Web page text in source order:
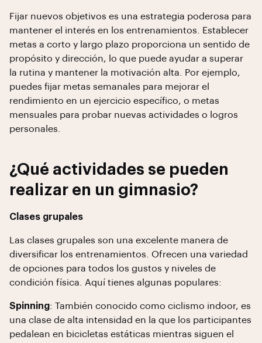
Fijar nuevos objetivos es una estrategia poderosa para
mantener el interés en los entrenamientos. Establecer
metas a corto y largo plazo proporciona un sentido de
propósito y dirección, lo que puede ayudar a superar
la rutina y mantener la motivación alta. Por ejemplo,
puedes fijar metas semanales para mejorar el
rendimiento en un ejercicio específico, o metas
mensuales para probar nuevas actividades o logros
personales.
¿Qué actividades se pueden
realizar en un gimnasio?
Clases grupales
Las clases grupales son una excelente manera de
diversificar los entrenamientos. Ofrecen una variedad
de opciones para todos los gustos y niveles de
condición física. Aquí tienes algunas populares:
Spinning: También conocido como ciclismo indoor, es
una clase de alta intensidad en la que los participantes
pedalean en bicicletas estáticas mientras siguen el